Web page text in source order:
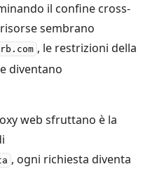
il confine cross-
sembrano
, le restrizioni della
diventano
web sfruttano è la
, ogni richiesta diventa